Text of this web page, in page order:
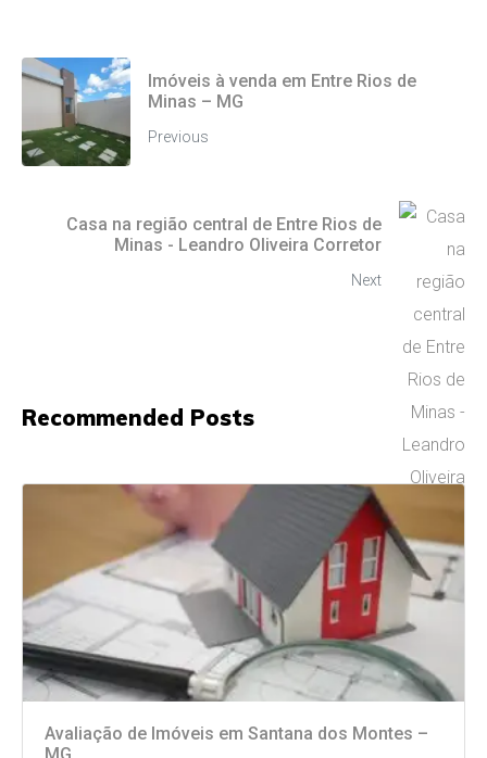
Imóveis à venda em Entre Rios de
Minas – MG
Previous
Casa na região central de Entre Rios de
Minas - Leandro Oliveira Corretor
Next
Recommended Posts
Avaliação de Imóveis em Santana dos Montes –